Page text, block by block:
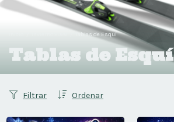
Tablas de Esquí
Tablas de Esquí
Ordenar
Filtrar